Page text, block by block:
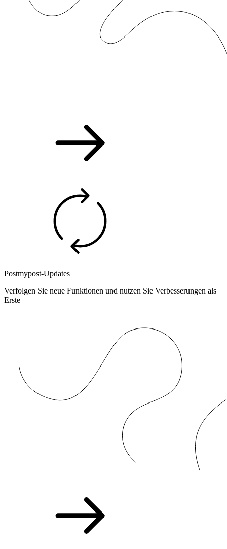
Postmypost-Updates
Verfolgen Sie neue Funktionen und nutzen Sie Verbesserungen als
Erste